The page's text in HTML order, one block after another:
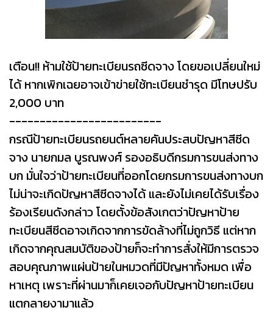
เตือน!! ห้ามใช้ป้ายทะเบียนรถซีดจาง โดยขอเปลี่ยนใหม่
ได้ หากเพิกเฉยอาจเข้าข่ายใช้ทะเบียนชำรุด มีโทษปรับ
2,000 บาท
-------------------------
กรณีป้ายทะเบียนรถยนต์หลายคันประสบปัญหาสีซีด
จาง นายกมล บูรณพงศ์ รองอธิบดีกรมการขนส่งทาง
บก มั่นใจว่าป้ายทะเบียนที่ออกโดยกรมการขนส่งทางบก
ไม่น่าจะเกิดปัญหาสีซีดจางได้ และยังไม่เคยได้รับเรื่อง
ร้องเรียนดังกล่าว โดยตั้งข้อสังเกตว่าปัญหาป้าย
ทะเบียนสีซีดอาจเกิดจากการขัดล้างที่ไม่ถูกวิธี แต่หาก
เกิดจากคุณสมบัติของป้ายก็จะทำการสั่งให้มีการตรวจ
สอบคุณภาพแผ่นป้ายในหมวดที่มีปัญหาทั้งหมด เพื่อ
หาเหตุ เพราะที่ผ่านมาก็เคยเจอกับปัญหาป้ายทะเบียน
แตกลายงามาแล้ว